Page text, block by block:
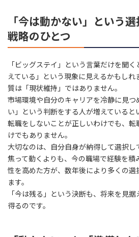
「今は動かない」という
戦略のひとつ
「ビッグステイ」という言葉だけを聞
えている」という現象に見えるかもし
質は「現状維持」ではありません。
市場環境や自分のキャリアを冷静に見つ
い」という判断をする人が増えていると
転職をしないことが正しいわけでも、
けでもありません。
大切なのは、自分自身が納得して選択し
焦って動くよりも、今の職場で経験を
性を高めた方が、数年後により多くの選
ます。
「今は残る」という決断も、将来を見
得るのです。